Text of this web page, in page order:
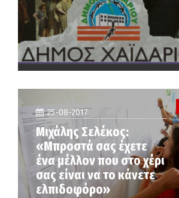
25-08-2017
Μιχάλης Σελέκος:
«Μπροστά σας έχετε
ένα μέλλον που στο χέρι
σας είναι να το κάνετε
ελπιδοφόρο»